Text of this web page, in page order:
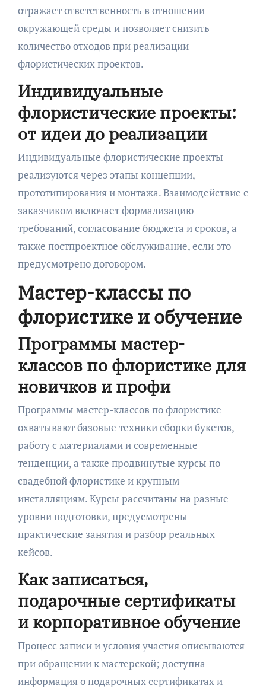
отражает ответственность в отношении
окружающей среды и позволяет снизить
количество отходов при реализации
флористических проектов.
Индивидуальные
флористические проекты:
от идеи до реализации
Индивидуальные флористические проекты
реализуются через этапы концепции,
прототипирования и монтажа. Взаимодействие с
заказчиком включает формализацию
требований, согласование бюджета и сроков, а
также постпроектное обслуживание, если это
предусмотрено договором.
Мастер-классы по
флористике и обучение
Программы мастер-
классов по флористике для
новичков и профи
Программы мастер-классов по флористике
охватывают базовые техники сборки букетов,
работу с материалами и современные
тенденции, а также продвинутые курсы по
свадебной флористике и крупным
инсталляциям. Курсы рассчитаны на разные
уровни подготовки, предусмотрены
практические занятия и разбор реальных
кейсов.
Как записаться,
подарочные сертификаты
и корпоративное обучение
Процесс записи и условия участия описываются
при обращении к мастерской; доступна
информация о подарочных сертификатах и